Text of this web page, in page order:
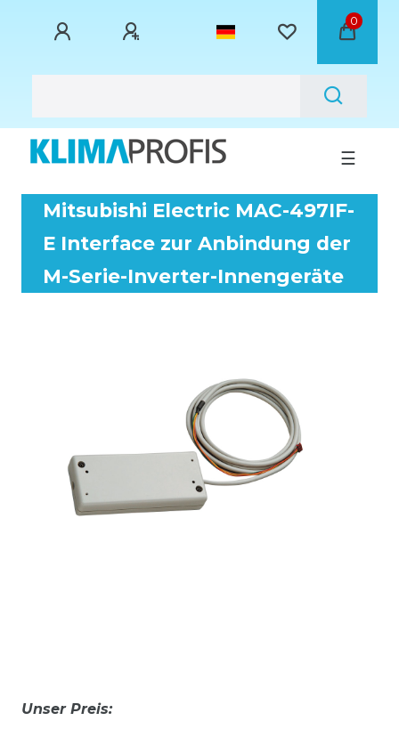
0
☰
Mitsubishi Electric MAC-497IF-
E Interface zur Anbindung der
M-Serie-Inverter-Innengeräte
Unser Preis: